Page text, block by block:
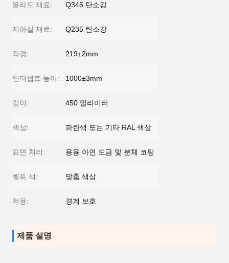
볼라드 재료: Q345 탄소강
지하실 재료: Q235 탄소강
직경: 219±2mm
인터셉트 높이: 1000±3mm
깊이: 450 밀리미터
색상: 파란색 또는 기타 RAL 색상
표면 처리: 용융 아연 도금 및 분체 코팅
벨트 색: 맞춤 색상
적용: 경계 보호
제품 설명